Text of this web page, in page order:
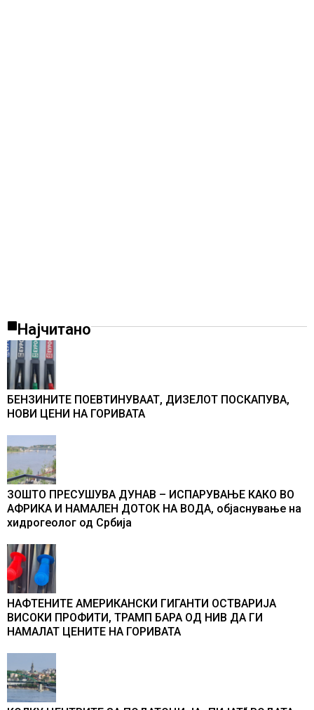
Најчитано
БЕНЗИНИТЕ ПОЕВТИНУВААТ, ДИЗЕЛОТ ПОСКАПУВА,
НОВИ ЦЕНИ НА ГОРИВАТА
ЗОШТО ПРЕСУШУВА ДУНАВ – ИСПАРУВАЊЕ КАКО ВО
АФРИКА И НАМАЛЕН ДОТОК НА ВОДА, објаснување на
хидрогеолог од Србија
НАФТЕНИТЕ АМЕРИКАНСКИ ГИГАНТИ ОСТВАРИЈА
ВИСОКИ ПРОФИТИ, ТРАМП БАРА ОД НИВ ДА ГИ
НАМАЛАТ ЦЕНИТЕ НА ГОРИВАТА